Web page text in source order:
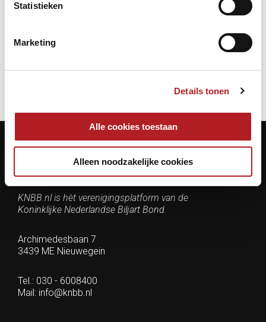
Statistieken
Marketing
Details tonen
Alle cookies toestaan
Alleen noodzakelijke cookies
NK Biljartvijfkamp/Grand Dutch
Contactgegevens
KNBB.nl is hèt verenigingsplatform van de
Koninklijke Nederlandse Biljart Bond.
Archimedesbaan 7
3439 ME Nieuwegein
Tel.: 030 - 6008400
Mail: info@knbb.nl